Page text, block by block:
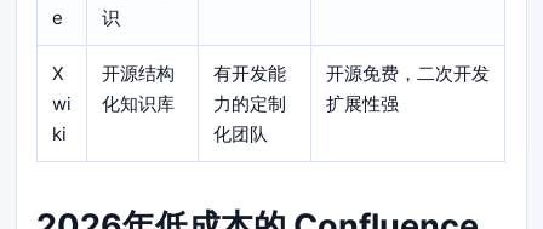
e
识
X
wi
ki
开源结构
化知识库
有开发能
力的定制
化团队
开源免费，二次开发
扩展性强